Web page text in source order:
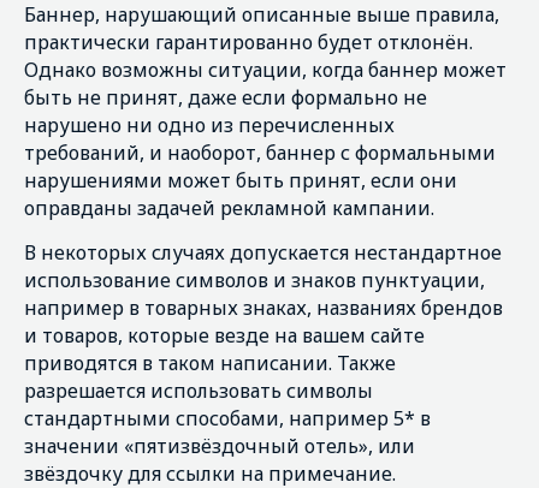
Баннер, нарушающий описанные выше правила,
практически гарантированно будет отклонён.
Однако возможны ситуации, когда баннер может
быть не принят, даже если формально не
нарушено ни одно из перечисленных
требований, и наоборот, баннер с формальными
нарушениями может быть принят, если они
оправданы задачей рекламной кампании.
В некоторых случаях допускается нестандартное
использование символов и знаков пунктуации,
например в товарных знаках, названиях брендов
и товаров, которые везде на вашем сайте
приводятся в таком написании. Также
разрешается использовать символы
стандартными способами, например 5* в
значении «пятизвёздочный отель», или
звёздочку для ссылки на примечание.